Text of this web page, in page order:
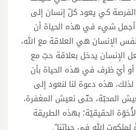
كي يعود كلّ إنسان إلى
أجمل شيء في هذه الحياة أن
الإنسان هي العلاقة مع الله،
الإنسان يدخل بعلاقة حبّ مع
أيّ ظرف في هذه الحياة بأن
هذه دعوة لنا لنعود إلى
المحبّة، حتّى نعيش المغفرة،
الحقيقيّة؛ بهذه الطريقة